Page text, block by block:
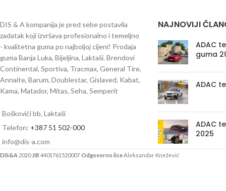
DIS & A kompanija je pred sebe postavila
zadatak koji izvršava profesionalno i temeljno
- kvalitetna guma po najboljoj cijeni! Prodaja
guma Banja Luka, Bijeljina, Laktaši. Brendovi
Continental, Sportiva, Tracmax, General Tire,
Annaite, Barum, Doublestar, Gislaved, Kabat,
Kama, Matador, Mitas, Seha, Semperit
Boškovići bb, Laktaši
Telefon: +387 51 502-000
info@dis-a.com
NAJNOVIJI
ADAC
guma
ADAC
ADAC
2025
DIS&A 2020 JIB 4401761520007 Odgovorno liceAleksandar Knežević